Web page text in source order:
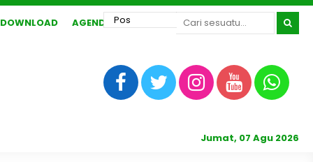
DOWNLOAD AGENDA
Jumat, 07 Agu 2026